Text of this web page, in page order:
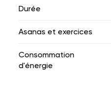
Durée
Asanas et exercices
Consommation
d'énergie